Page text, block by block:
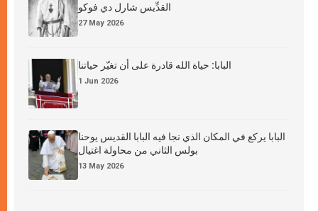
القدِّيس شارل دي فوكو
27 May 2026
البابا: حياة الله قادرة على أن تغيّر حياتنا
1 Jun 2026
البابا يركع في المكان الذي نجا فيه البابا القديس يوحنا
بولس الثاني من محاولة اغتيال
13 May 2026